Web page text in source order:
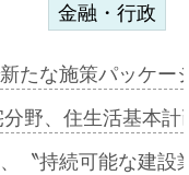
金融・行政
たな施策パッケ
分野、住生活基本
〝持続可能な建